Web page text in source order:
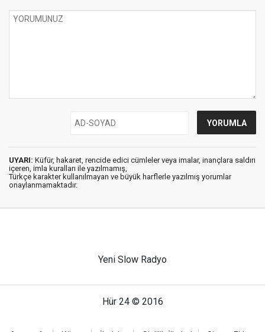
UYARI: Küfür, hakaret, rencide edici cümleler veya imalar, inançlara saldırı
içeren, imla kuralları ile yazılmamış,
Türkçe karakter kullanılmayan ve büyük harflerle yazılmış yorumlar
onaylanmamaktadır.
Yeni Slow Radyo
Hür 24 © 2016